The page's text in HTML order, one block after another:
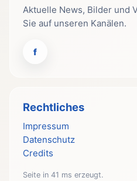
Aktuelle News, Bilder und
Sie auf unseren Kanälen.
f
Rechtliches
Impressum
Datenschutz
Credits
Seite in 41 ms erzeugt.